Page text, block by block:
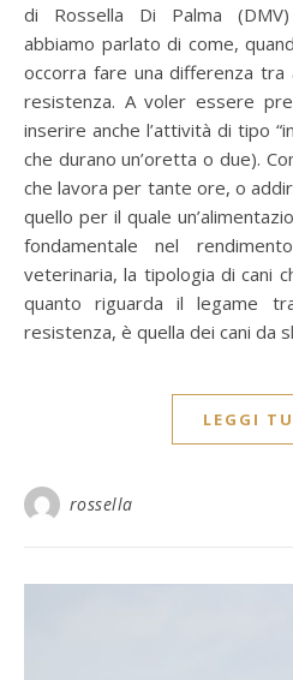
di Rossella Di Palma (DMV) Nell’articolo precedente
abbiamo parlato di come,
occorra fare una differenza
resistenza. A voler essere
inserire anche l’attività di tipo
che durano un’oretta o due).
che lavora per tante ore, o
quello per il quale
fondamentale nel
veterinaria, la tipologia di cani
quanto riguarda il legame
resistenza, è quella dei cani da
LEGGI
rossella